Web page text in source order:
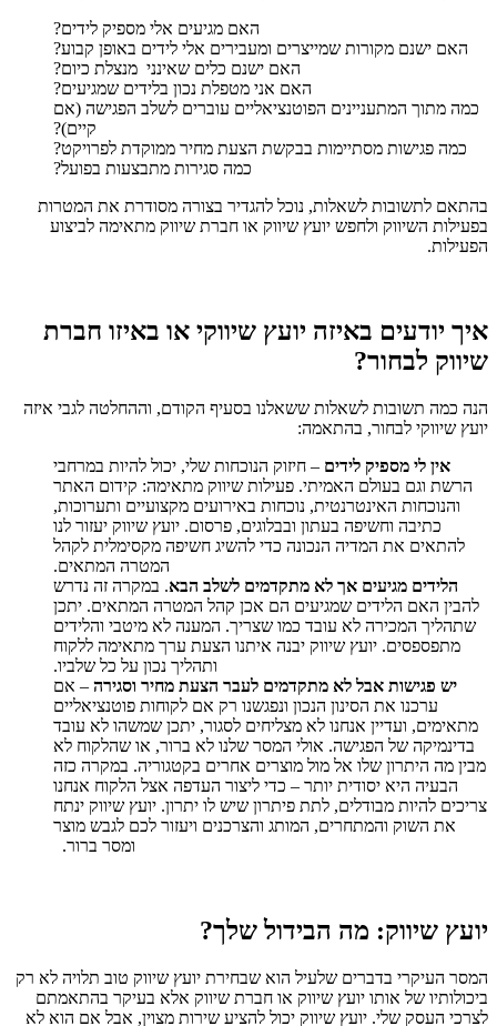
האם מגיעים אלי מספיק לידים?
האם ישנם מקורות שמייצרים ומעבירים אלי לידים באופן קבוע?
האם ישנם כלים שאינני מנצלת כיום?
האם אני מטפלת נכון בלידים שמגיעים?
כמה מתוך המתעניינים הפוטנציאליים עוברים לשלב הפגישה (אם
קיים)?
כמה פגישות מסתיימות בבקשת הצעת מחיר ממוקדת לפרויקט?
כמה סגירות מתבצעות בפועל?
בהתאם לתשובות לשאלות, נוכל להגדיר בצורה מסודרת את המטרות
בפעילות השיווק ולחפש יועץ שיווק או חברת שיווק מתאימה לביצוע
הפעילות.
איך יודעים באיזה יועץ שיווקי או באיזו חברת
שיווק לבחור?
הנה כמה תשובות לשאלות ששאלנו בסעיף הקודם, וההחלטה לגבי איזה
יועץ שיווקי לבחור, בהתאמה:
אין לי מספיק לידים – חיזוק הנוכחות שלי, יכול להיות במרחבי
הרשת וגם בעולם האמיתי. פעילות שיווק מתאימה: קידום האתר
והנוכחות האינטרנטית, נוכחות באירועים מקצועיים ותערוכות,
כתיבה וחשיפה בעתון ובבלוגים, פרסום. יועץ שיווק יעזור לנו
להתאים את המדיה הנכונה כדי להשיג חשיפה מקסימלית לקהל
המטרה המתאים.
הלידים מגיעים אך לא מתקדמים לשלב הבא. במקרה זה נדרש
להבין האם הלידים שמגיעים הם אכן קהל המטרה המתאים. יתכן
שתהליך המכירה לא עובד כמו שצריך. המענה לא מיטבי והלידים
מתפספסים. יועץ שיווק יבנה איתנו הצעת ערך מתאימה ללקוח
ותהליך נכון על כל שלביו.
יש פגישות אבל לא מתקדמים לעבר הצעת מחיר וסגירה – אם
ערכנו את הסינון הנכון ונפגשנו רק אם לקוחות פוטנציאליים
מתאימים, ועדיין אנחנו לא מצליחים לסגור, יתכן שמשהו לא עובד
בדינמיקה של הפגישה. אולי המסר שלנו לא ברור, או שהלקוח לא
מבין מה היתרון שלו אל מול מוצרים אחרים בקטגוריה. במקרה כזה
הבעיה היא יסודית יותר – כדי ליצור העדפה אצל הלקוח אנחנו
צריכים להיות מבודלים, לתת פיתרון שיש לו יתרון. יועץ שיווק ינתח
את השוק והמתחרים, המותג והצרכנים ויעזור לכם לגבש מוצר
ומסר ברור.
יועץ שיווק: מה הבידול שלך?
המסר העיקרי בדברים שלעיל הוא שבחירת יועץ שיווק טוב תלויה לא רק
ביכולותיו של אותו יועץ שיווק או חברת שיווק אלא בעיקר בהתאמתם
לצרכי העסק שלי. יועץ שיווק יכול להציע שירות מצוין, אבל אם הוא לא